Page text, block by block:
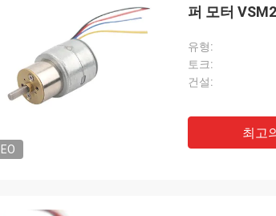
퍼 모터
유형:
토크:
건설:
최고